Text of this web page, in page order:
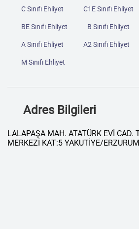
C Sınıfı Ehliyet C1E Sınıfı Ehliyet
BE Sınıfı Ehliyet B Sınıfı Ehliyet
A Sınıfı Ehliyet A2 Sınıfı Ehliyet
M Sınıfı Ehliyet
Adres Bilgileri
LALAPAŞA MAH. ATATÜRK EVİ CAD.
MERKEZİ KAT:5 YAKUTİYE/ERZURUM